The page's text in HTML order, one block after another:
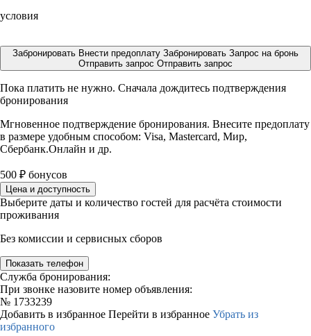
условия
Забронировать Внести предоплату Забронировать Запрос на бронь
Отправить запрос Отправить запрос
Пока платить не нужно. Сначала дождитесь подтверждения
бронирования
Мгновенное подтверждение бронирования. Внесите предоплату
в размере удобным способом: Visa, Mastercard, Мир,
Сбербанк.Онлайн и др.
500 ₽ бонусов
Цена и доступность
Выберите даты и количество гостей для расчёта стоимости
проживания
Без комиссии и сервисных сборов
Показать телефон
Служба бронирования:
При звонке назовите номер объявления:
№ 1733239
Добавить в избранное Перейти в избранное Убрать из
избранного